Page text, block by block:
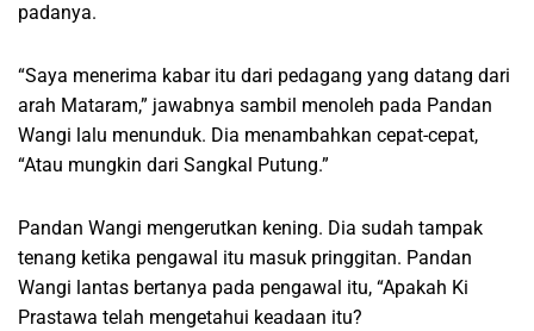
padanya.
“Saya menerima kabar itu dari pedagang yang datang dari
arah Mataram,” jawabnya sambil menoleh pada Pandan
Wangi lalu menunduk. Dia menambahkan cepat-cepat,
“Atau mungkin dari Sangkal Putung.”
Pandan Wangi mengerutkan kening. Dia sudah tampak
tenang ketika pengawal itu masuk pringgitan. Pandan
Wangi lantas bertanya pada pengawal itu, “Apakah Ki
Prastawa telah mengetahui keadaan itu?